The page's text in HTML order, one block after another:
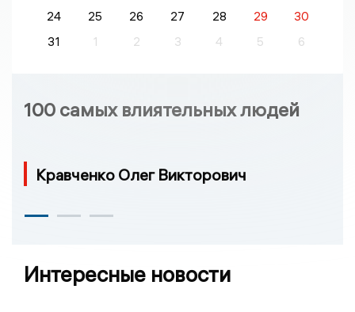
24
25 26 27 28 29
30
31
1 2 3 4 5 6
100 самых влиятельных людей
Кравченко Олег Викторович
Интересные новости